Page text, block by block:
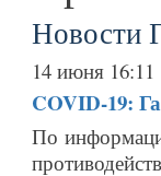
Новости
14 июня 16:11
COVID-19:
По